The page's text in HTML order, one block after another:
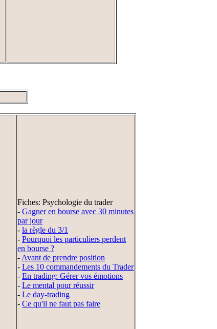
Fiches: Psychologie du trader
- Gagner en bourse avec 30 minutes
par jour
- la règle du 3/1
- Pourquoi les particuliers perdent
en bourse ?
- Avant de prendre position
- Les 10 commandements du Trader
- En trading: Gérer vos émotions
- Le mental pour réussir
- Le day-trading
- Ce qu'il ne faut pas faire